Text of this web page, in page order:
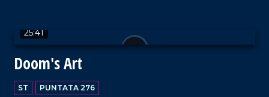
25:41
Doom's Art
ST PUNTATA 276
VAI AL TITOLO